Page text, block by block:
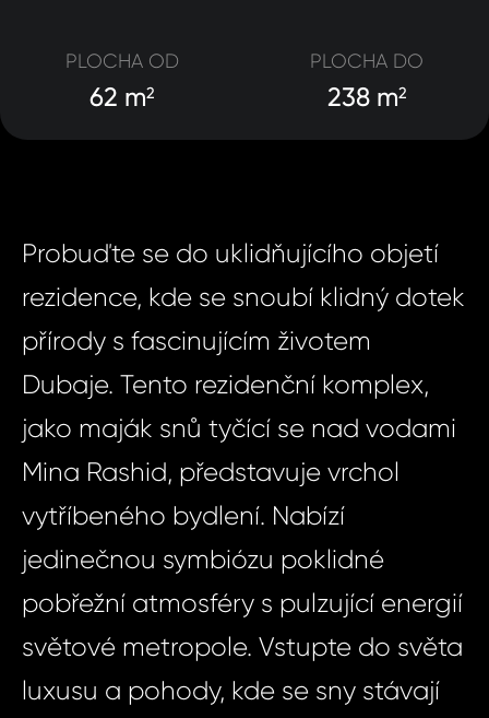
PLOCHA OD
62 m2
PLOCHA DO
238 m2
Probuďte se do uklidňujícího objetí
rezidence, kde se snoubí klidný dotek
přírody s fascinujícím životem
Dubaje. Tento rezidenční komplex,
jako maják snů tyčící se nad vodami
Mina Rashid, představuje vrchol
vytříbeného bydlení. Nabízí
jedinečnou symbiózu poklidné
pobřežní atmosféry s pulzující energií
světové metropole. Vstupte do světa
luxusu a pohody, kde se sny stávají